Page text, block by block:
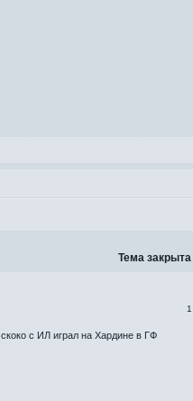
Тема закрыта
1
с ИЛ играл на Хардине в ГФ